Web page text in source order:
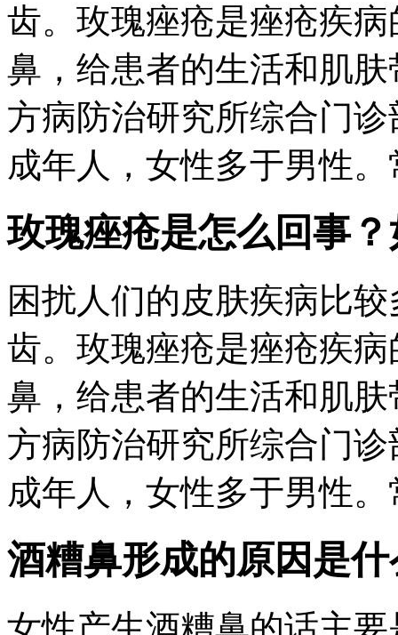
齿。玫瑰痤疮是痤疮疾
鼻，给患者的生活和肌
方病防治研究所综合门
成年人，女性多于男性
玫瑰痤疮是怎么回事
困扰人们的皮肤疾病比
齿。玫瑰痤疮是痤疮疾
鼻，给患者的生活和肌
方病防治研究所综合门
成年人，女性多于男性
酒糟鼻形成的原因是
女性产生酒糟鼻的话主